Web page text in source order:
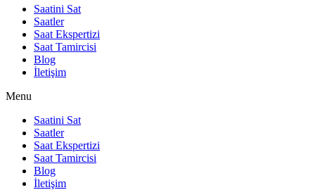
Saatini Sat
Saatler
Saat Ekspertizi
Saat Tamircisi
Blog
İletişim
Menu
Saatini Sat
Saatler
Saat Ekspertizi
Saat Tamircisi
Blog
İletişim